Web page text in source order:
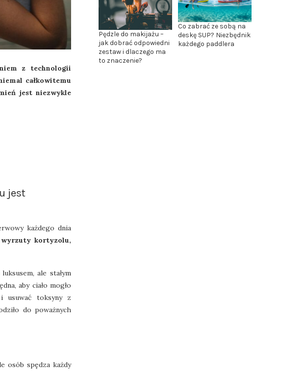
z technologii
całkowitemu
jest niezwykle
jest
każdego dnia
wyrzuty kortyzolu,
ale stałym
aby ciało mogło
usuwać toksyny z
do poważnych
osób spędza każdy
Pędzle do makijażu –
jak dobrać odpowiedni
zestaw i dlaczego ma
to znaczenie?
Co zabrać ze sobą na
deskę SUP? Niezbędnik
każdego paddlera